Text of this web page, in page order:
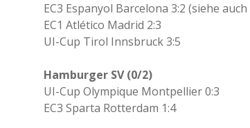
EC3 Espanyol Barcelona 3:2 (siehe auch
EC1 Atlético Madrid 2:3
UI-Cup Tirol Innsbruck 3:5
Hamburger SV (0/2)
UI-Cup Olympique Montpellier 0:3
EC3 Sparta Rotterdam 1:4